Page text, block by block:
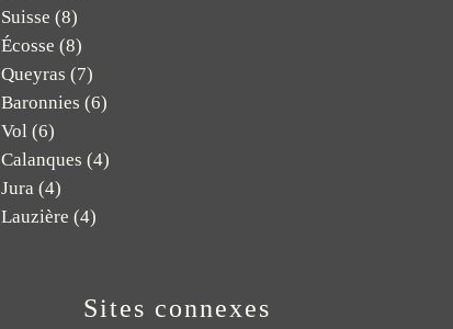
Suisse (8)
Écosse (8)
Queyras (7)
Baronnies (6)
Vol (6)
Calanques (4)
Jura (4)
Lauzière (4)
Sites connexes